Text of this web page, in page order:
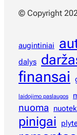
© Copyright
augintiniai
dalys
finansai
laidojimo paslaugos
nuoma
pinigai